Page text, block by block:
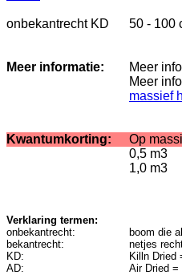
onbekantrecht KD 50 - 100
Meer informatie:
Meer
Meer
massief
Kwantumkorting:
Op
0,5 m3
1,0 m3
Verklaring termen:
onbekantrecht:
bekantrecht:
KD:
AD:
boom die
netjes
Killn Dried
Air Dried =